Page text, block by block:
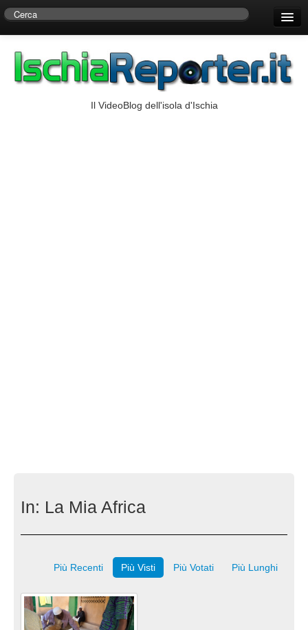
Centro di Ricerche Storiche D’Ambra
Il VideoBlog dell'isola d'Ischia
In: La Mia Africa
Più Recenti Più Visti Più Votati Più Lunghi